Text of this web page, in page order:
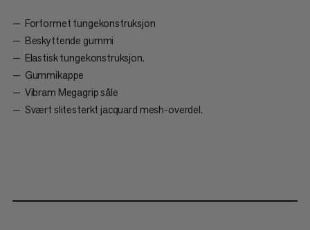
Forformet tungekonstruksjon
Beskyttende gummi
Elastisk tungekonstruksjon.
Gummikappe
Vibram Megagrip såle
Svært slitesterkt jacquard mesh-overdel.